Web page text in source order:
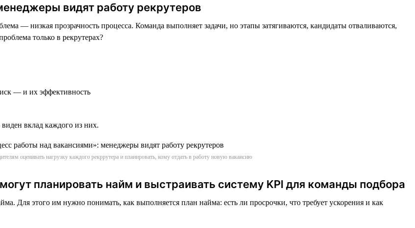
видят работу рекрутеров
— низкая прозрачность процесса. Команда выполняет задачи, но этапы затягиваются, кандидаты отваливаются,
только в рекрутерах?
— и их эффективность
вклад каждого из них.
оценивать нагрузку каждого рекррутера и планировать, кому отдать в работу новую вакансию
планировать найм и выстраивать систему KPI для команды подбора
Для этого им нужно понимать, как выполняется план найма: есть ли просрочки, что требует ускорения и как